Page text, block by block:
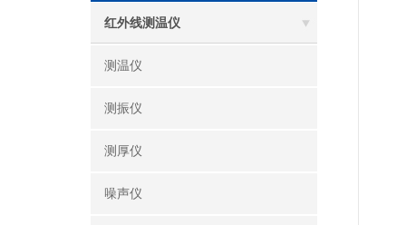
红外线测温仪
测温仪
测振仪
测厚仪
噪声仪